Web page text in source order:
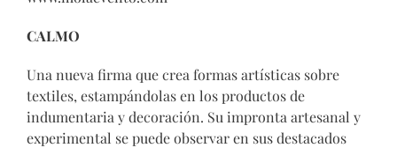
CALMO
Una nueva firma que crea formas artísticas sobre
textiles, estampándolas en los productos de
indumentaria y decoración. Su impronta artesanal y
experimental se puede observar en sus destacados